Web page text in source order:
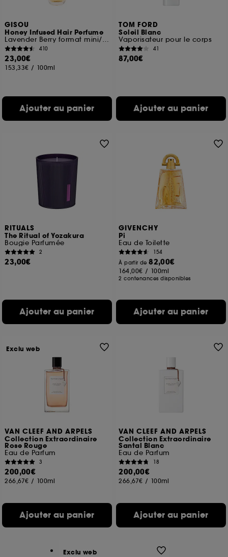
GISOU
Honey Infused Hair Perfume
Lavender Berry format mini/voyage
410
23,00€
153,33€ / 100ml
Ajouter au panier
TOM FORD
Soleil Blanc
Vaporisateur pour le corps
41
87,00€
Ajouter au panier
RITUALS
The Ritual of Yozakura
Bougie Parfumée
2
23,00€
Ajouter au panier
GIVENCHY
Pi
Eau de Toilette
154
À partir de82,00€
164,00€ / 100ml
2 contenances disponibles
Ajouter au panier
VAN CLEEF AND ARPELS
Collection Extraordinaire
Rose Rouge
Eau de Parfum
3
200,00€
266,67€ / 100ml
Ajouter au panier
Exclu web
VAN CLEEF AND ARPELS
Collection Extraordinaire
Santal Blanc
Eau de Parfum
18
200,00€
266,67€ / 100ml
Ajouter au panier
Exclu web